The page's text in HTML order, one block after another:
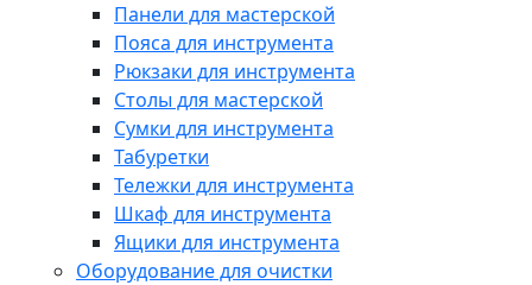
Панели для мастерской
Пояса для инструмента
Рюкзаки для инструмента
Столы для мастерской
Сумки для инструмента
Табуретки
Тележки для инструмента
Шкаф для инструмента
Ящики для инструмента
Оборудование для очистки